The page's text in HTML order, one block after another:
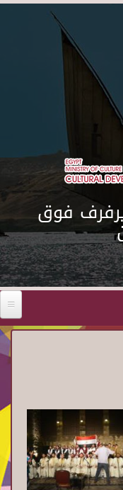
Skip to main content
فوق